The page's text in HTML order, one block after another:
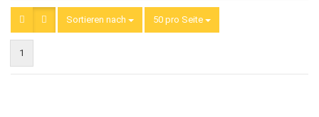
Sortieren nach
Sortieren nach 50 pro Seite
pro Seite
1